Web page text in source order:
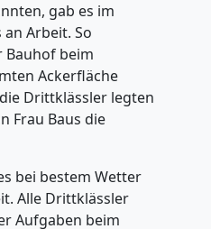
gab es im
Arbeit. So
beim
Ackerfläche
die Drittklässler legten
Frau Baus die
bei bestem Wetter
Alle Drittklässler
Aufgaben beim